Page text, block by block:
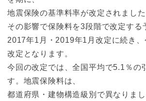
地震保険の基準料率が改定されました
その影響で保険料を3段階で改定する
2017年1月・2019年1月改定に続き
改定となります。
今回の改定では、全国平均で5.1％の
す。地震保険料は、
都道府県・建物構造級別で異なりまし